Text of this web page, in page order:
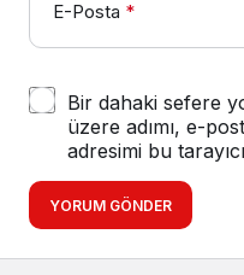
E-Posta *
Bir dahaki sefere
üzere adımı, e-
adresimi bu
YORUM GÖNDER